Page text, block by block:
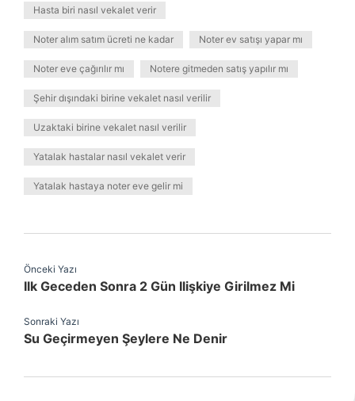
Hasta biri nasıl vekalet verir
Noter alım satım ücreti ne kadar Noter ev satışı yapar mı
Noter eve çağırılır mı Notere gitmeden satış yapılır mı
Şehir dışındaki birine vekalet nasıl verilir
Uzaktaki birine vekalet nasıl verilir
Yatalak hastalar nasıl vekalet verir
Yatalak hastaya noter eve gelir mi
Önceki Yazı
Ilk Geceden Sonra 2 Gün Ilişkiye Girilmez Mi
Sonraki Yazı
Su Geçirmeyen Şeylere Ne Denir